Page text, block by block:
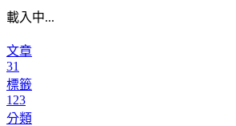
載入中...
文章
31
標籤
123
分類